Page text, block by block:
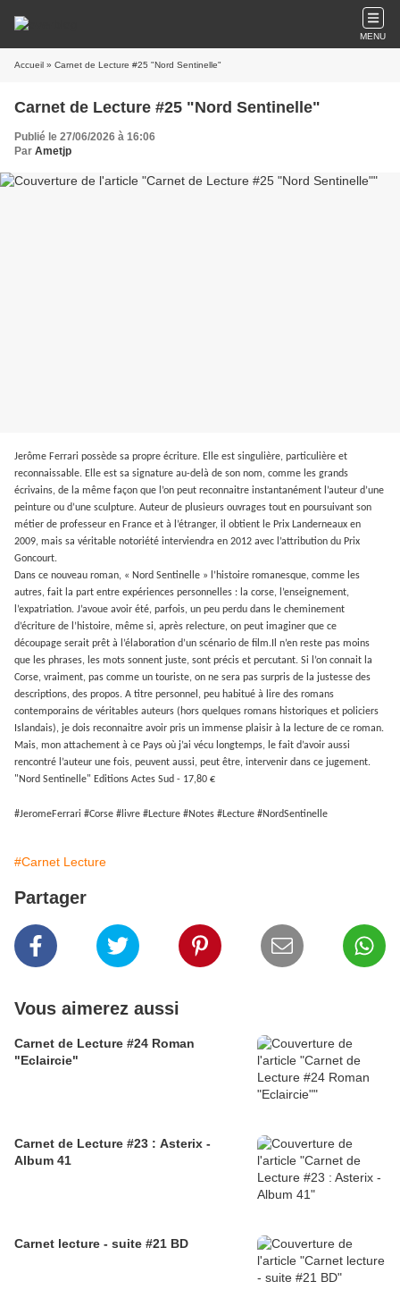
MENU
Accueil » Carnet de Lecture #25 "Nord Sentinelle"
Carnet de Lecture #25 "Nord Sentinelle"
Publié le 27/06/2026 à 16:06
Par Ametjp
Jerôme Ferrari possède sa propre écriture. Elle est singulière, particulière et
reconnaissable. Elle est sa signature au-delà de son nom, comme les grands
écrivains, de la même façon que l’on peut reconnaitre instantanément l’auteur d’une
peinture ou d’une sculpture. Auteur de plusieurs ouvrages tout en poursuivant son
métier de professeur en France et à l’étranger, il obtient le Prix Landerneaux en
2009, mais sa véritable notoriété interviendra en 2012 avec l’attribution du Prix
Goncourt.
Dans ce nouveau roman, « Nord Sentinelle » l’histoire romanesque, comme les
autres, fait la part entre expériences personnelles : la corse, l’enseignement,
l’expatriation. J’avoue avoir été, parfois, un peu perdu dans le cheminement
d’écriture de l’histoire, même si, après relecture, on peut imaginer que ce
découpage serait prêt à l’élaboration d’un scénario de film. Il n’en reste pas moins
que les phrases, les mots sonnent juste, sont précis et percutant. Si l’on connait la
Corse, vraiment, pas comme un touriste, on ne sera pas surpris de la justesse des
descriptions, des propos. A titre personnel, peu habitué à lire des romans
contemporains de véritables auteurs (hors quelques romans historiques et policiers
Islandais), je dois reconnaitre avoir pris un immense plaisir à la lecture de ce roman.
Mais, mon attachement à ce Pays où j’ai vécu longtemps, le fait d’avoir aussi
rencontré l’auteur une fois, peuvent aussi, peut être, intervenir dans ce jugement.
"Nord Sentinelle" Editions Actes Sud - 17,80 €
#JeromeFerrari #Corse #livre #Lecture #Notes #Lecture #NordSentinelle
#Carnet Lecture
Partager
Vous aimerez aussi
Carnet de Lecture #24 Roman
"Eclaircie"
Carnet de Lecture #23 : Asterix -
Album 41
Carnet lecture - suite #21 BD